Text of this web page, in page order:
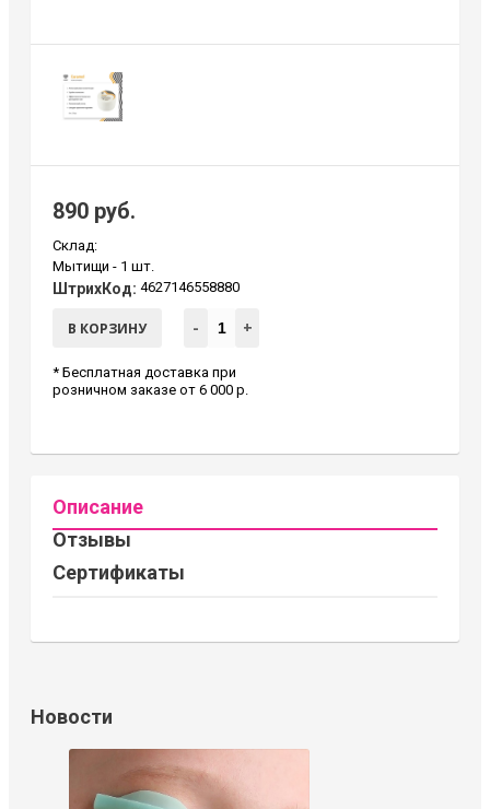
890 руб.
Склад:
Мытищи - 1 шт.
ШтрихКод: 4627146558880
В КОРЗИНУ - +
* Бесплатная доставка при
розничном заказе от 6 000 р.
Описание
Отзывы
Сертификаты
Новости